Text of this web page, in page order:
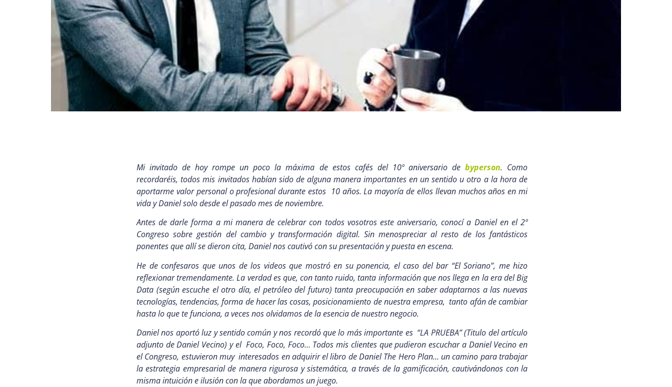
Mi invitado de hoy rompe un poco la máxima de estos cafés del 10º aniversario de byperson. Como
recordaréis, todos mis invitados habían sido de alguna manera importantes en un sentido u otro a la hora de
aportarme valor personal o profesional durante estos 10 años. La mayoría de ellos llevan muchos años en mi
vida y Daniel solo desde el pasado mes de noviembre.
Antes de darle forma a mi manera de celebrar con todos vosotros este aniversario, conocí a Daniel en el 2º
Congreso sobre gestión del cambio y transformación digital. Sin menospreciar al resto de los fantásticos
ponentes que allí se dieron cita, Daniel nos cautivó con su presentación y puesta en escena.
He de confesaros que unos de los videos que mostró en su ponencia, el caso del bar “El Soriano”, me hizo
reflexionar tremendamente. La verdad es que, con tanto ruido, tanta información que nos llega en la era del Big
Data (según escuche el otro día, el petróleo del futuro) tanta preocupación en saber adaptarnos a las nuevas
tecnologías, tendencias, forma de hacer las cosas, posicionamiento de nuestra empresa, tanto afán de cambiar
hasta lo que te funciona, a veces nos olvidamos de la esencia de nuestro negocio.
Daniel nos aportó luz y sentido común y nos recordó que lo más importante es “LA PRUEBA” (Titulo del artículo
adjunto de Daniel Vecino) y el Foco, Foco, Foco… Todos mis clientes que pudieron escuchar a Daniel Vecino en
el Congreso, estuvieron muy interesados en adquirir el libro de Daniel The Hero Plan… un camino para trabajar
la estrategia empresarial de manera rigurosa y sistemática, a través de la gamificación, cautivándonos con la
misma intuición e ilusión con la que abordamos un juego.